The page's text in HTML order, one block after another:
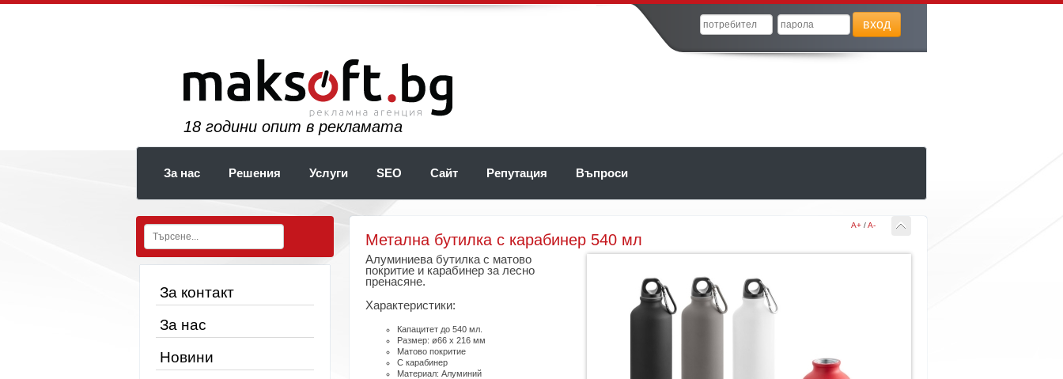
вход
19 години опит в рекламата
За нас Решения Услуги SEO Сайт Репутация Въпроси
За контакт
За нас
Новини
A+ /A-
Метална бутилка с карабинер 540 мл
Алуминиева бутилка с матово
покритие и карабинер за лесно
пренасяне.
Характеристики:
Капацитет до 540 мл.
Размер: ø66 x 216 мм
Матово покритие
С карабинер
Материал: Алуминий